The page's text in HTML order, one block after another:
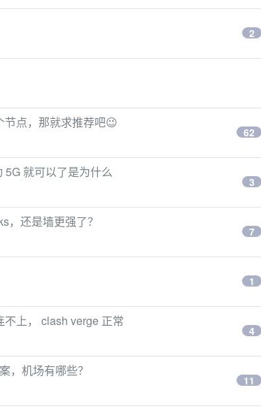
2
点，那就求推荐吧😉
62
就可以了是为什么
3
，还是墙更强了？
7
1
上， clash verge 正常
4
，机场有哪些？
11